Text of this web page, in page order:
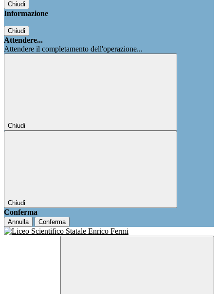
Chiudi
Informazione
Chiudi
Attendere...
Attendere il completamento dell'operazione...
Chiudi
Chiudi
Conferma
Annulla Conferma